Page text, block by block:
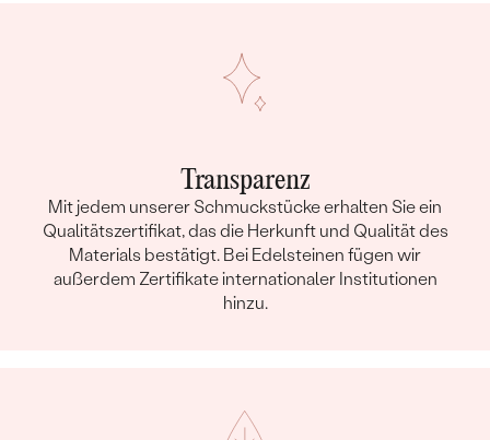
Transparenz
Mit jedem unserer Schmuckstücke erhalten Sie ein
Qualitätszertifikat, das die Herkunft und Qualität des
Materials bestätigt. Bei Edelsteinen fügen wir
außerdem Zertifikate internationaler Institutionen
hinzu.